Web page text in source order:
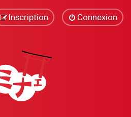
Connexion
Inscription